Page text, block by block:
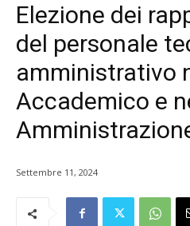
Elezione dei
del personale
amministrativo
Accademico e
Settembre 11, 2024